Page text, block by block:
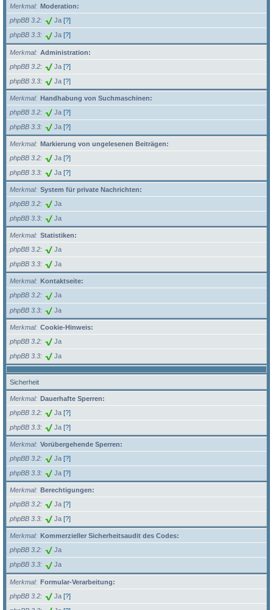
Merkmal
Moderation:
phpBB 3.2
Ja [?]
phpBB 3.3 Ja [?]
Merkmal
Administration:
phpBB 3.2
Ja [?]
phpBB 3.3 Ja [?]
Merkmal
Handhabung von Suchmaschinen:
phpBB 3.2
Ja [?]
phpBB 3.3 Ja [?]
Merkmal
Markierung von ungelesenen Beiträgen:
phpBB 3.2
Ja [?]
phpBB 3.3 Ja [?]
Merkmal
System für private Nachrichten:
phpBB 3.2
Ja
phpBB 3.3 Ja
Merkmal
Statistiken:
phpBB 3.2
Ja
phpBB 3.3 Ja
Merkmal
Kontaktseite:
phpBB 3.2
Ja
phpBB 3.3 Ja
Merkmal
Cookie-Hinweis:
phpBB 3.2
Ja
phpBB 3.3 Ja
Sicherheit
Merkmal
Dauerhafte Sperren:
phpBB 3.2
Ja [?]
phpBB 3.3 Ja [?]
Merkmal
Vorübergehende Sperren:
phpBB 3.2
Ja [?]
phpBB 3.3 Ja [?]
Merkmal
Berechtigungen:
phpBB 3.2
Ja [?]
phpBB 3.3 Ja [?]
Merkmal
Kommerzieller Sicherheitsaudit des Codes:
phpBB 3.2
Ja
phpBB 3.3 Ja
Merkmal
Formular-Verarbeitung:
phpBB 3.2
Ja [?]